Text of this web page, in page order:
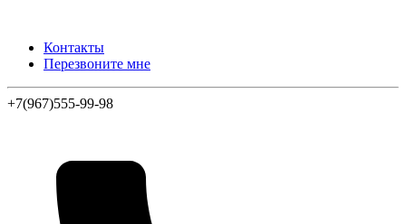
Контакты
Перезвоните мне
+7(967)555-99-98